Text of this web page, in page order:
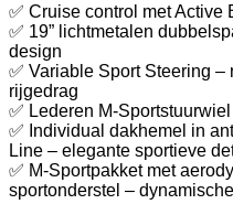
✅ Cruise control met
✅ 19” lichtmetalen
design
✅ Variable Sport Steering
rijgedrag
✅ Lederen M-
✅ Individual dakhemel in
Line – elegante sportieve
✅ M-Sportpakket met
sportonderstel –